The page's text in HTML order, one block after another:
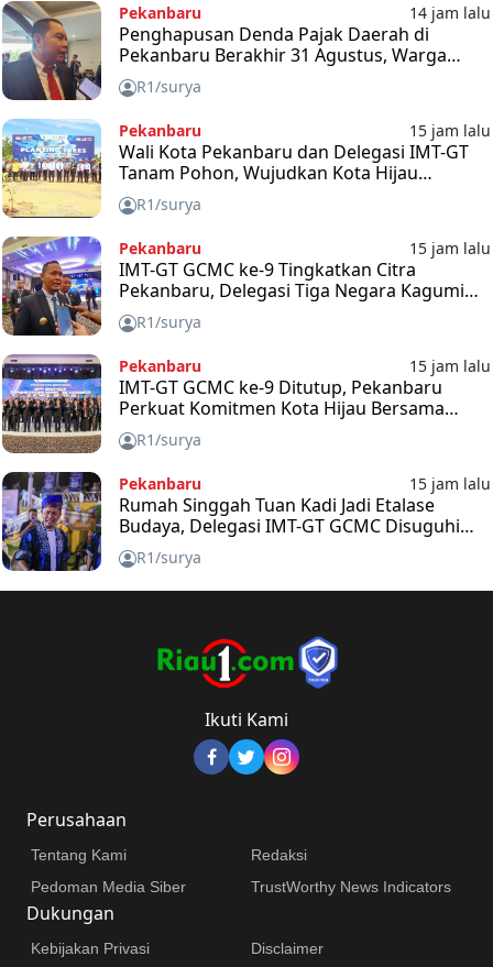
Pekanbaru 14 jam lalu
Penghapusan Denda Pajak Daerah di
Pekanbaru Berakhir 31 Agustus, Warga
Diimbau Segera Manfaatkan Kesempatan
R1/surya
Pekanbaru 15 jam lalu
Wali Kota Pekanbaru dan Delegasi IMT-GT
Tanam Pohon, Wujudkan Kota Hijau
Berkelanjutan
R1/surya
Pekanbaru 15 jam lalu
IMT-GT GCMC ke-9 Tingkatkan Citra
Pekanbaru, Delegasi Tiga Negara Kagumi
Inovasi Kota
R1/surya
Pekanbaru 15 jam lalu
IMT-GT GCMC ke-9 Ditutup, Pekanbaru
Perkuat Komitmen Kota Hijau Bersama
Indonesia, Malaysia, dan Thailand
R1/surya
Pekanbaru 15 jam lalu
Rumah Singgah Tuan Kadi Jadi Etalase
Budaya, Delegasi IMT-GT GCMC Disuguhi
Kuliner dan Durian Riau
R1/surya
Ikuti Kami
Perusahaan
Tentang Kami
Redaksi
Pedoman Media Siber
TrustWorthy News Indicators
Dukungan
Kebijakan Privasi Disclaimer